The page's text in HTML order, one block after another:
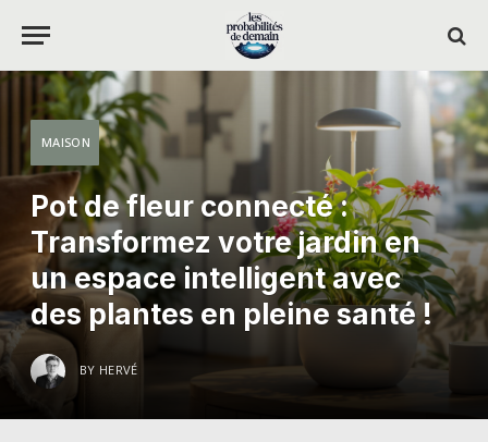
MAISON
Pot de fleur connecté :
Transformez votre jardin en
un espace intelligent avec
des plantes en pleine santé !
BY HERVÉ